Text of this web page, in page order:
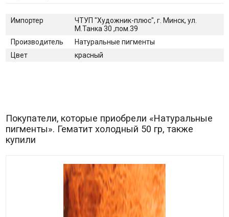
Импортер
ЧТУП "Художник-плюс", г. Минск, ул.
М.Танка 30 ,пом.39
Производитель
Натуральные пигменты
Цвет
красный
Покупатели, которые приобрели «Натуральные
пигменты». Гематит холодный 50 гр, также
купили